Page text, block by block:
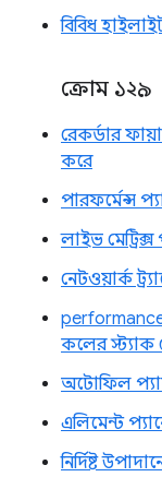
বিবিধ
ক্রোম ১২৯
রেকর্ডার
করে
পারফর্মেন্স
লাইভ মেট্রিক্স
নেটওয়ার্ক
কলের স্ট্যাক
অটোফিল
এলিমেন্ট
নির্দিষ্ট